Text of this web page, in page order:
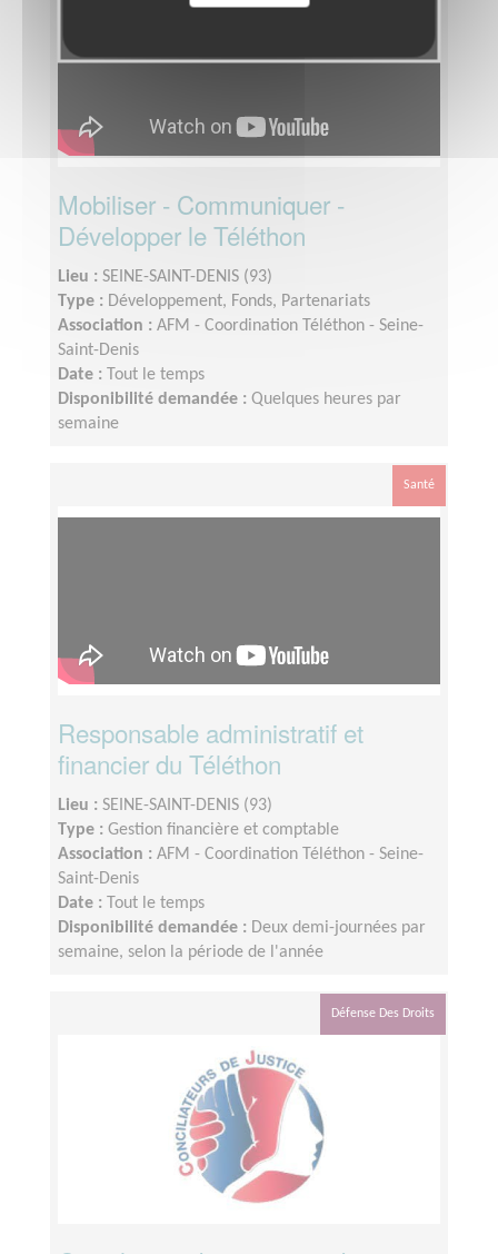
Mobiliser - Communiquer -
Développer le Téléthon
Lieu : SEINE-SAINT-DENIS (93)
Type : Développement, Fonds, Partenariats
Association : AFM - Coordination Téléthon - Seine-
Saint-Denis
Date :
Tout le temps
Disponibilité demandée : Quelques heures par
semaine
Santé
Responsable administratif et
financier du Téléthon
Lieu : SEINE-SAINT-DENIS (93)
Type : Gestion financière et comptable
Association : AFM - Coordination Téléthon - Seine-
Saint-Denis
Date :
Tout le temps
Disponibilité demandée : Deux demi-journées par
semaine, selon la période de l'année
Défense Des Droits